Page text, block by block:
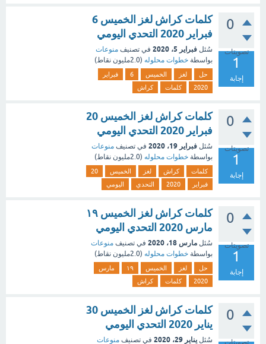
0
تصويتات
1
إجابة
كلمات كراش لغز الخميس 6
فبراير 2020 التحدي اليومي
سُئل فبراير 5، 2020 في تصنيف منوعات
بواسطة خطوات محلوله (2.0مليون نقاط)
حل لغز الخميس 6
فبراير
2020
كلمات كراش
0
تصويتات
1
إجابة
كلمات كراش لغز الخميس 20
فبراير 2020 التحدي اليومي
سُئل فبراير 19، 2020 في تصنيف منوعات
بواسطة خطوات محلوله (2.0مليون نقاط)
كلمات كراش لغز الخميس
20
فبراير
2020 التحدي اليومي
0
تصويتات
1
إجابة
كلمات كراش لغز الخميس ١٩
مارس 2020 التحدي اليومي
سُئل مارس 18، 2020 في تصنيف منوعات
بواسطة خطوات محلوله (2.0مليون نقاط)
حل لغز الخميس ١٩
مارس
2020
كلمات كراش
0
تصويتات
كلمات كراش لغز الخميس 30
يناير 2020 التحدي اليومي
سُئل يناير 29، 2020 في تصنيف منوعات